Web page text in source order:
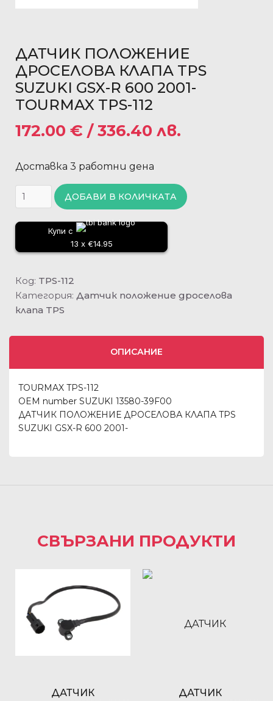
ДАТЧИК ПОЛОЖЕНИЕ
ДРОСЕЛОВА КЛАПА TPS
SUZUKI GSX-R 600 2001-
TOURMAX TPS-112
172.00 € / 336.40 лв.
Доставка 3 работни дена
ДОБАВИ В КОЛИЧКАТА
Купи с
13 x €14.95
Код: TPS-112
Категория: Датчик положение дроселова
клапа TPS
ОПИСАНИЕ
TOURMAX TPS-112
OEM number SUZUKI 13580-39F00
ДАТЧИК ПОЛОЖЕНИЕ ДРОСЕЛОВА КЛАПА TPS
SUZUKI GSX-R 600 2001-
СВЪРЗАНИ ПРОДУКТИ
ДАТЧИК
ДАТЧИК